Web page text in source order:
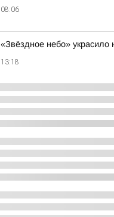
08:06
«Звёздное небо» украсило
13:18